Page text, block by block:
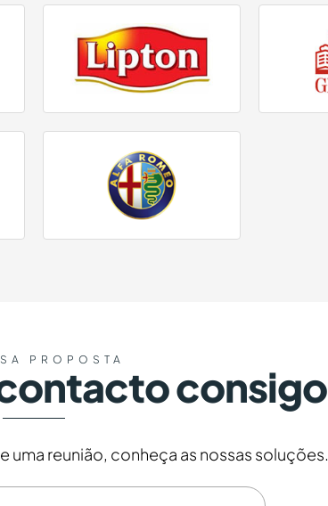
PROPOSTA
consigo
reunião, conheça as nossas soluções.